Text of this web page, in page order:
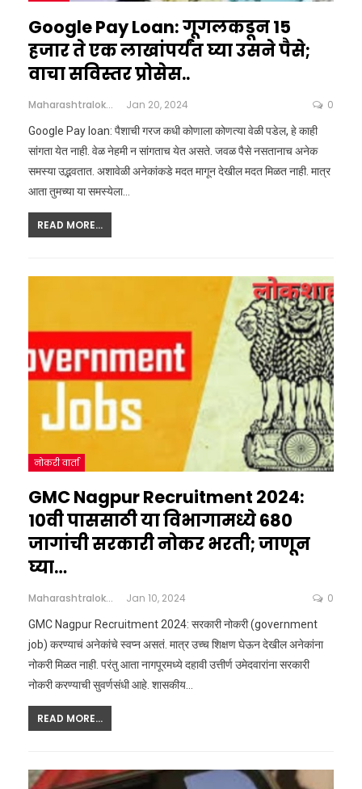
Google Pay Loan: गूगलकडून 15
हजार ते एक लाखांपर्यंत घ्या उसने पैसे;
वाचा सविस्तर प्रोसेस..
Maharashtralokshahi Jan 20, 2024 0
Google Pay loan: पैशाची गरज कधी कोणाला कोणत्या वेळी पडेल, हे काही
सांगता येत नाही. वेळ नेहमी न सांगताच येत असते. जवळ पैसे नसतानाच अनेक
समस्या उद्भवतात. अशावेळी अनेकांकडे मदत मागून देखील मदत मिळत नाही. मात्र
आता तुमच्या या समस्येला…
READ MORE...
नोकरी वार्ता
GMC Nagpur Recruitment 2024:
10वी पाससाठी या विभागामध्ये 680
जागांची सरकारी नोकर भरती; जाणून
घ्या…
Maharashtralokshahi Jan 10, 2024 0
GMC Nagpur Recruitment 2024: सरकारी नोकरी (government
job) करण्याचं अनेकांचे स्वप्न असतं. मात्र उच्च शिक्षण घेऊन देखील अनेकांना
नोकरी मिळत नाही. परंतु आता नागपूरमध्ये दहावी उत्तीर्ण उमेदवारांना सरकारी
नोकरी करण्याची सुवर्णसंधी आहे. शासकीय…
READ MORE...